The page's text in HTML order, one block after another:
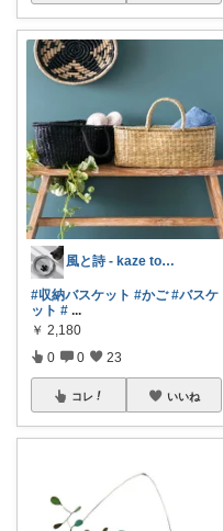
風と詩 - kaze to uta -
#収納バスケット #かご #バスケ
ット # ...
￥ 2,180
0 0 23
コレ いいね